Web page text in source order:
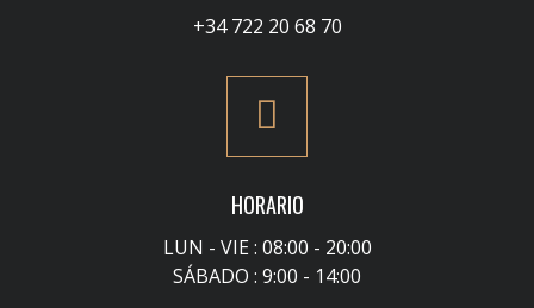
+34 722 20 68 70
HORARIO
LUN - VIE : 08:00 - 20:00
SÁBADO : 9:00 - 14:00